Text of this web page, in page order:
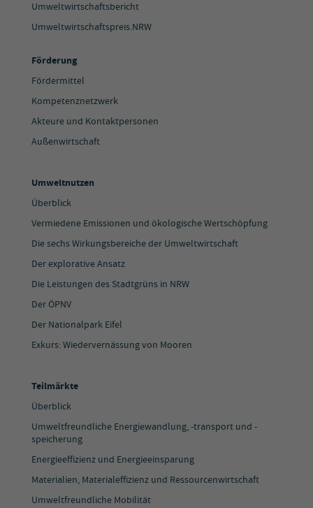
Umweltwirtschaftsbericht
Umweltwirtschaftspreis.NRW
Förderung
Fördermittel
Kompetenznetzwerk
Akteure und Kontaktpersonen
Außenwirtschaft
Umweltnutzen
Überblick
Vermiedene Emissionen und ökologische Wertschöpfung
Die sechs Wirkungsbereiche der Umweltwirtschaft
Der explorative Ansatz
Die Leistungen des Stadtgrüns in NRW
Der ÖPNV
Der Nationalpark Eifel
Exkurs: Wiedervernässung von Mooren
Teilmärkte
Überblick
Umweltfreundliche Energiewandlung, -transport und -
speicherung
Energieeffizienz und Energieeinsparung
Materialien, Materialeffizienz und Ressourcenwirtschaft
Umweltfreundliche Mobilität